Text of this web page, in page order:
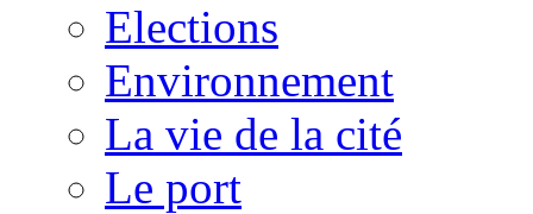
Elections
Environnement
La vie de la cité
Le port